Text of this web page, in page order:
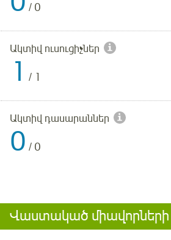
/ 0
Ակտիվ ուսուցիչներ
1 / 1
Ակտիվ դասարաններ
0 / 0
Վաստակած միավորների